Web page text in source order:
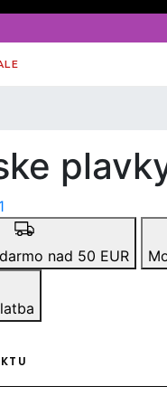
nad 50 EUR